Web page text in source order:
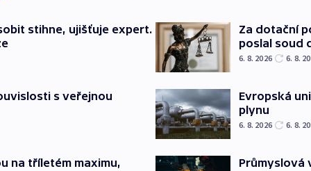
stihne, ujišťuje expert.
s veřejnou
na tříletém maximu,
Za dotační
poslal soud
6. 8. 2026 6. 8.
Evropská
plynu
6. 8. 2026 6. 8.
Průmyslová